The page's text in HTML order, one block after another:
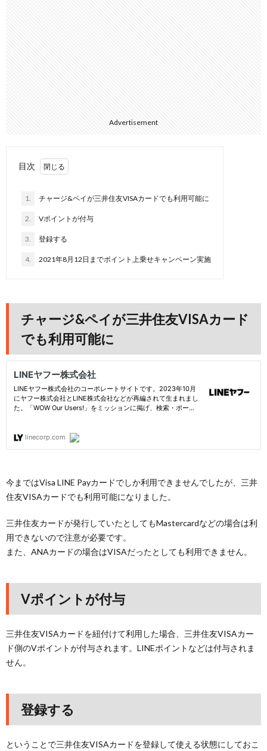
Advertisement
目次
1. チャージ&ペイが三井住友VISAカードでも利用可能に
2. Vポイントが付与
3. 登録する
4. 2021年8月12日までポイント上乗せキャンペーン実施
チャージ&ペイが三井住友VISAカード
でも利用可能に
今まではVisa LINE Payカードでしか利用できませんでしたが、三井
住友VISAカードでも利用可能になりました。
三井住友カードが発行していたとしてもMastercardなどの場合は利
用できないので注意が必要です。
また、ANAカードの場合はVISAだったとしても利用できません。
Vポイントが付与
三井住友VISAカードを紐付けて利用した場合、三井住友VISAカー
ド側のVポイントが付与されます。LINEポイントなどは付与されま
せん。
登録する
ということで三井住友VISAカードを登録して使える状態にしておこ